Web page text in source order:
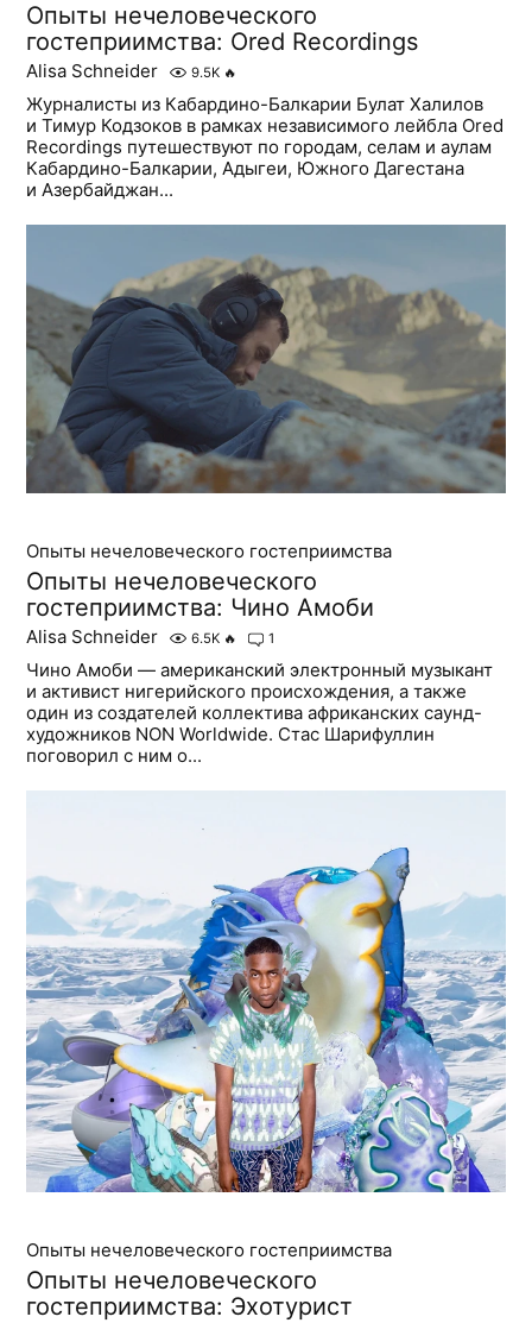
Опыты нечеловеческого
гостеприимства: Ored Recordings
Alisa Schneider 9.5K 🔥
Журналисты из Кабардино-Балкарии Булат Халилов
и Тимур Кодзоков в рамках независимого лейбла Ored
Recordings путешествуют по городам, селам и аулам
Кабардино-Балкарии, Адыгеи, Южного Дагестана
и Азербайджан...
Опыты нечеловеческого гостеприимства
Опыты нечеловеческого
гостеприимства: Чино Амоби
Alisa Schneider 6.5K 🔥 1
Чино Амоби — американский электронный музыкант
и активист нигерийского происхождения, а также
один из создателей коллектива африканских саунд-
художников NON Worldwide. Стас Шарифуллин
поговорил с ним о...
Опыты нечеловеческого гостеприимства
Опыты нечеловеческого
гостеприимства: Эхотурист